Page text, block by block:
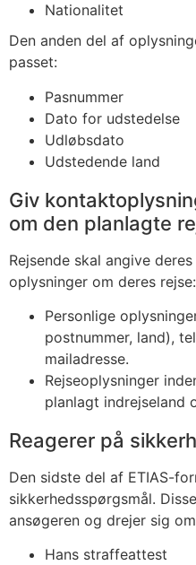
Nationalitet
Den anden del af
passet:
Pasnummer
Dato for udstedelse
Udløbsdato
Udstedende land
Giv
om den planlagte
Rejsende skal angive
oplysninger om deres rejse:
Personlige
postnummer, land),
mailadresse.
Rejseoplysninger
planlagt indrejseland
Reagerer på
Den sidste del af ETIAS-
sikkerhedsspørgsmål.
ansøgeren og drejer sig
Hans straffeattest